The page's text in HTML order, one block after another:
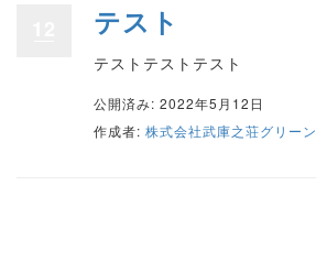
テスト
テストテストテスト
公開済み: 2022年5月12日
作成者: 株式会社武庫之荘グリーン